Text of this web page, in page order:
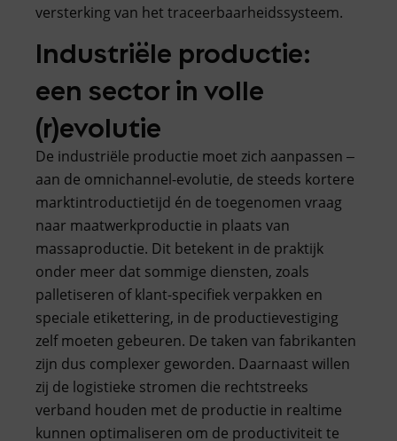
versterking van het traceerbaarheidssysteem.
Industriële productie:
een sector in volle
(r)evolutie
De industriële productie moet zich aanpassen ‒
aan de omnichannel-evolutie, de steeds kortere
marktintroductietijd én de toegenomen vraag
naar maatwerkproductie in plaats van
massaproductie. Dit betekent in de praktijk
onder meer dat sommige diensten, zoals
palletiseren of klant-specifiek verpakken en
speciale etikettering, in de productievestiging
zelf moeten gebeuren. De taken van fabrikanten
zijn dus complexer geworden. Daarnaast willen
zij de logistieke stromen die rechtstreeks
verband houden met de productie in realtime
kunnen optimaliseren om de productiviteit te